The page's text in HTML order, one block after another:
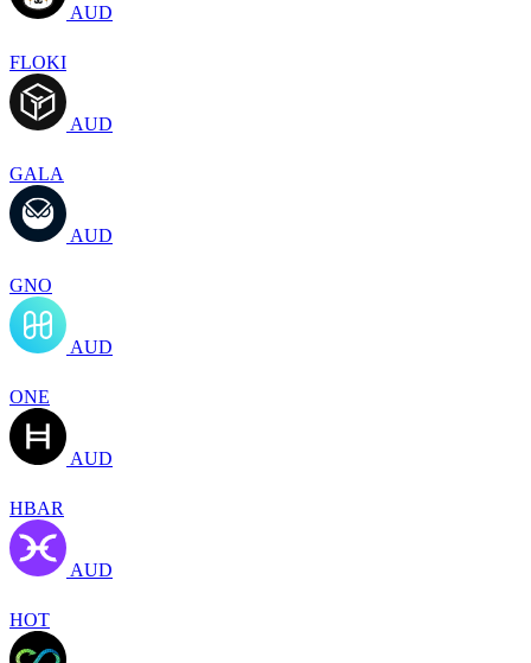
AUD
FLOKI
AUD
GALA
AUD
GNO
AUD
ONE
AUD
HBAR
AUD
HOT